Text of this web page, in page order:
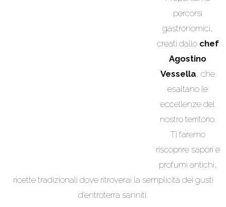
percorsi
gastronomici,
creati dallo chef
Agostino
Vessella, che
esaltano le
eccellenze del
nostro territorio.
Ti faremo
riscoprire sapori e
profumi antichi,
ricette tradizionali dove ritroverai la semplicità dei gusti
d’entroterra sanniti.